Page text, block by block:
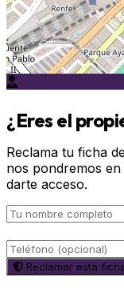
¿Eres el
Reclama tu ficha
nos pondremos
darte acceso.
Reclamar esta